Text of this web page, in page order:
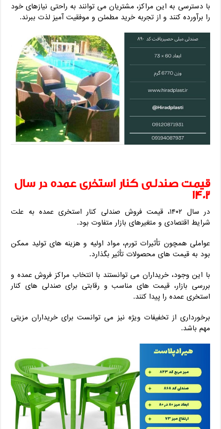
با دسترسی به این مراکز، مشتریان می‌ توانند به راحتی نیازهای خود
را برآورده کنند و از تجربه خرید مطمئن و موفقیت‌ آمیز لذت ببرند.
قیمت صندلی کنار استخری عمده در سال
1402
در سال ۱۴۰۲، قیمت فروش صندلی کنار استخری عمده به علت
شرایط اقتصادی و متغیرهای بازار متفاوت بود.
عواملی همچون تأثیرات تورم، مواد اولیه و هزینه‌ های تولید ممکن
بود به قیمت‌ های محصولات تأثیر بگذارد.
با این وجود، خریداران می‌ توانستند با انتخاب مراکز فروش عمده و
بررسی بازار، قیمت‌ های مناسب و رقابتی برای صندلی‌ های کنار
استخری عمده را پیدا کنند.
برخورداری از تخفیفات ویژه نیز می‌ توانست برای خریداران مزیتی
مهم باشد.